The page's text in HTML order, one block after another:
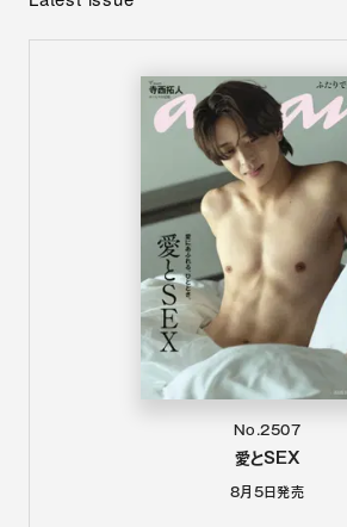
No.2507
愛とSEX
8月5日発売